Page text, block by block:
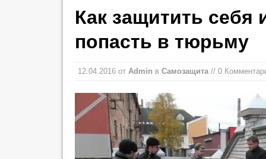
Как защитить себя
попасть в тюрьму
12.04.2016 от Admin в Самозащита// 0